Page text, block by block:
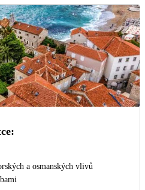
a osmanských vlivů